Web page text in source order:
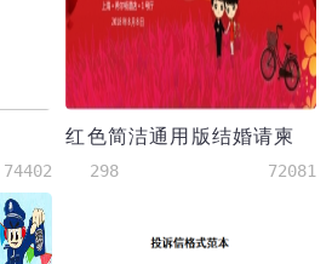
74402
红色简洁通用版结婚请柬
298 72081